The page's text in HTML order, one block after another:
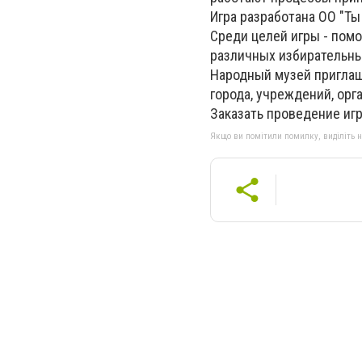
Игра разработана ОО
Среди целей игры -
различных
Народный музей
города, учреждений,
Заказать проведение
Якщо ви помітили помилку, виділіть